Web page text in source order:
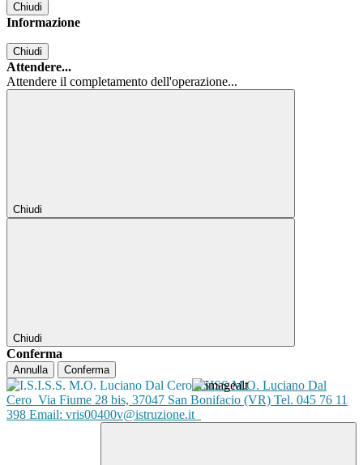
Chiudi
Informazione
Chiudi
Attendere...
Attendere il completamento dell'operazione...
Chiudi
Chiudi
Conferma
Annulla Conferma
ISISS M.O. Luciano Dal
Cero Via Fiume 28 bis, 37047 San Bonifacio (VR) Tel. 045 76 11
398 Email: vris00400v@istruzione.it